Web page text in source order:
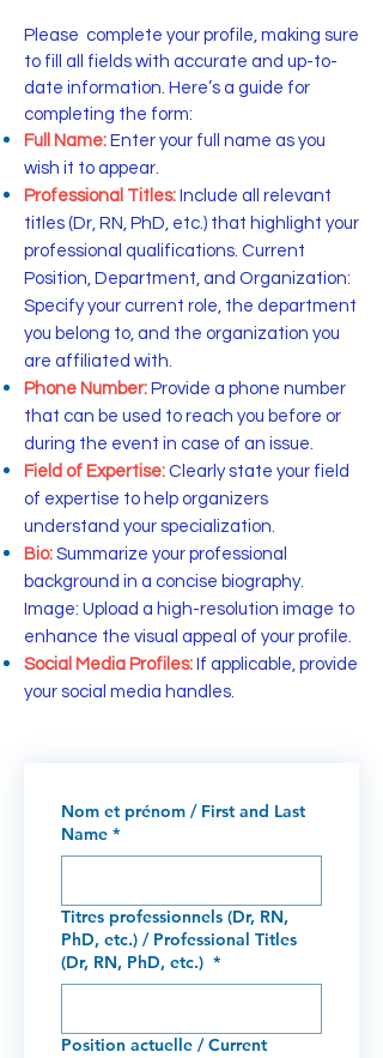
Please complete your profile, making sure
to fill all fields with accurate and up-to-
date information. Here’s a guide for
completing the form:
Full Name: Enter your full name as you
wish it to appear.
Professional Titles: Include all relevant
titles (Dr, RN, PhD, etc.) that highlight your
professional qualifications. Current
Position, Department, and Organization:
Specify your current role, the department
you belong to, and the organization you
are affiliated with.
Phone Number: Provide a phone number
that can be used to reach you before or
during the event in case of an issue.
Field of Expertise: Clearly state your field
of expertise to help organizers
understand your specialization.
Bio: Summarize your professional
background in a concise biography.
Image: Upload a high-resolution image to
enhance the visual appeal of your profile.
Social Media Profiles: If applicable, provide
your social media handles.
Nom et prénom / First and Last
Name *
Titres professionnels (Dr, RN,
PhD, etc.) / Professional Titles
(Dr, RN, PhD, etc.) *
Position actuelle / Current